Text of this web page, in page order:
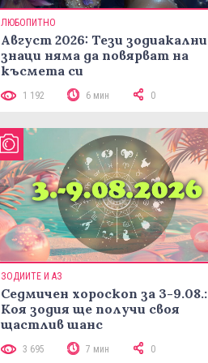
ЛЮБОПИТНО
Август 2026: Тези зодиакални
знаци няма да повярват на
късмета си
1 192 6 мин 0
ЗОДИИТЕ И АЗ
Седмичен хороскоп за 3-9.08.:
Коя зодия ще получи своя
щастлив шанс
3 695 7 мин 0